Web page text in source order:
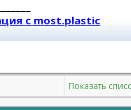
с most.plastic
лба Барсегян Овсеп
кистей рук Джимиев
Показать